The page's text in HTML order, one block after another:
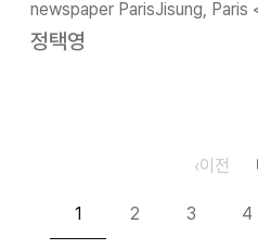
newspaper ParisJisung, Paris
정택영 칼럼>“SNS시대와 손
정택영
‹이전
1 2 3 4